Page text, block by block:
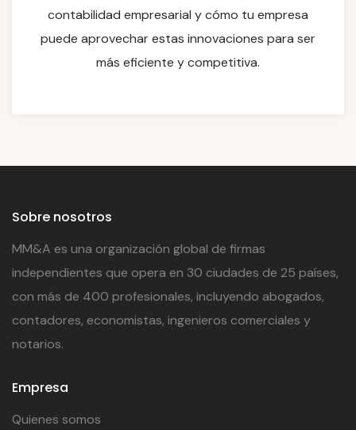
contabilidad empresarial y cómo tu empresa
puede aprovechar estas innovaciones para ser
más eficiente y competitiva.
Sobre nosotros
MM&A es una organización global de firmas
independientes que opera en 30 ciudades de 25 países,
con más de 400 profesionales, incluyendo abogados,
contadores, economistas, ingenieros comerciales y
notarios.
Empresa
Quienes somos